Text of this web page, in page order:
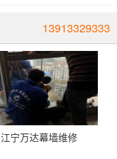
13913329333
江宁万达幕墙维修